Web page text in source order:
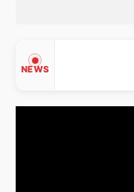
NEWS
周末精選｜
物醫籲多吃蔬果代謝
《知新聞》揭「